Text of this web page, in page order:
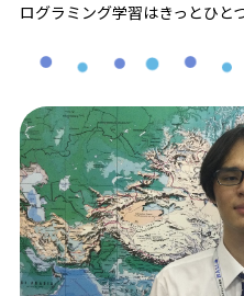
ログラミング学習はきっとひと